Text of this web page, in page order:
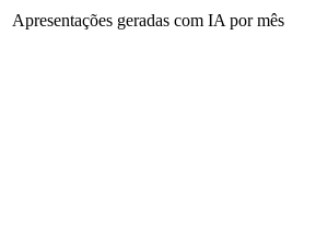
Apresentações geradas com IA por mês